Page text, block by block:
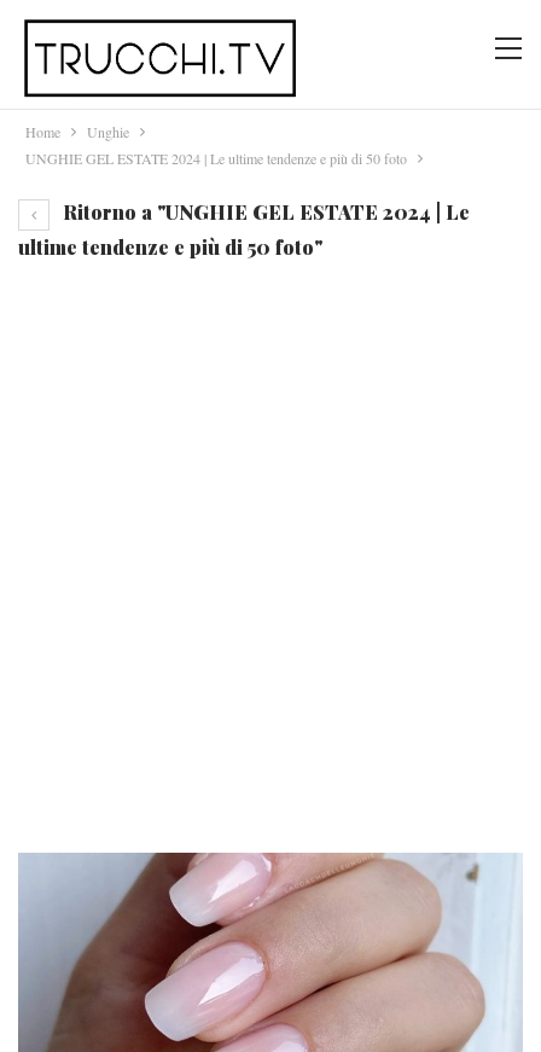
Home
Unghie
UNGHIE GEL ESTATE 2024 | Le ultime tendenze e più di 50 foto
Ritorno a "UNGHIE GEL ESTATE 2024 | Le
ultime tendenze e più di 50 foto"